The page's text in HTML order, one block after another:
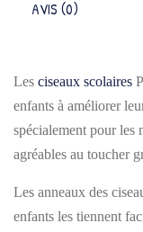
AVIS (0)
Les ciseaux scolaires
enfants à améliorer
spécialement pour les
agréables au toucher
Les anneaux des
enfants les tiennent